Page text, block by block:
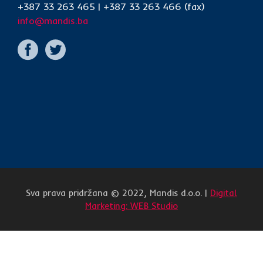
+387 33 263 465 | +387 33 263 466 (fax)
info@mandis.ba
Sva prava pridržana © 2022, Mandis d.o.o. | Digital
Marketing: WEB Studio